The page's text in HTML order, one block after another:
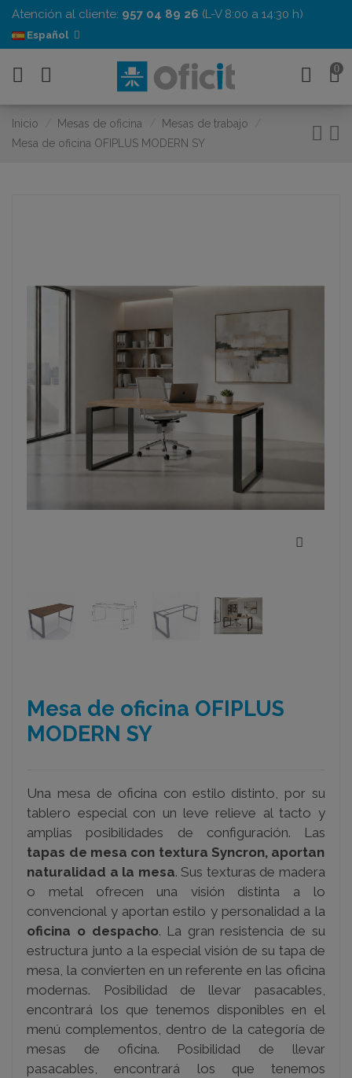
Atención al cliente: 957 04 89 26 (L-V 8:00 a 14:30 h)
Español
0
Inicio Mesas de oficina
Mesas de trabajo
Mesa de oficina OFIPLUS MODERN SY
Mesa de oficina OFIPLUS
MODERN SY
Una mesa de oficina con estilo distinto, por su
tablero especial con un leve relieve al tacto y
amplias posibilidades de configuración. Las
tapas de mesa con textura Syncron, aportan
naturalidad a la mesa. Sus texturas de madera
o metal ofrecen una visión distinta a lo
convencional y aportan estilo y personalidad a la
oficina o despacho. La gran resistencia de su
estructura junto a la especial visión de su tapa de
mesa, la convierten en un referente en las oficina
modernas. Posibilidad de llevar pasacables,
encontrará los que tenemos disponibles en el
menú complementos, dentro de la categoría de
mesas de oficina. Posibilidad de llevar
pasacables, encontrará los que tenemos